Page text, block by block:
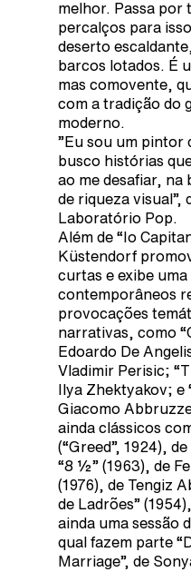
melhor. Passa por
percalços para
deserto
barcos lotados. É
mas comovente,
com a tradição do
moderno.
”Eu sou um pintor
busco histórias
ao me desafiar, na
de riqueza visual”,
Laboratório Pop.
Além de “Io
Küstendorf
curtas e exibe uma
contemporâneos
provocações
narrativas, como
Edoardo De
Vladimir Perisic;
Ilya Zhektyakov; e
Giacomo
ainda clássicos
(“Greed”, 1924),
“8 ½” (1963), de
(1976), de Tengiz
de Ladrões”
ainda uma sessão
qual fazem parte
Marriage”, de